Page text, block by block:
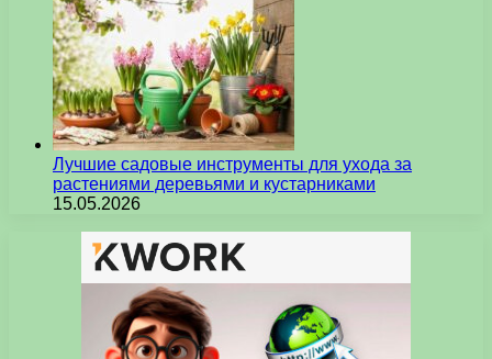
Лучшие садовые инструменты для ухода за
растениями деревьями и кустарниками
15.05.2026